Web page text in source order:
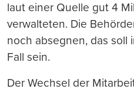
laut einer Quelle gut 4
verwalteten. Die
noch absegnen, das soll
Fall sein.
Der Wechsel der